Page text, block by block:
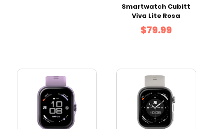
Smartwatch Cubitt
Viva Lite Rosa
$79.99